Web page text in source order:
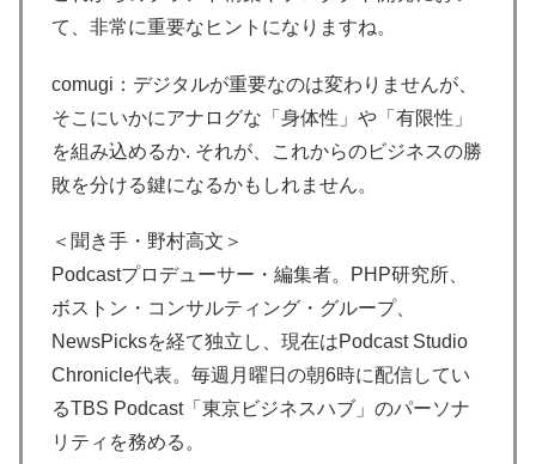
て、非常に重要なヒントになりますね。
comugi：デジタルが重要なのは変わりませんが、
そこにいかにアナログな「身体性」や「有限性」
を組み込めるか. それが、これからのビジネスの勝
敗を分ける鍵になるかもしれません。
＜聞き手・野村高文＞
Podcastプロデューサー・編集者。PHP研究所、
ボストン・コンサルティング・グループ、
NewsPicksを経て独立し、現在はPodcast Studio
Chronicle代表。毎週月曜日の朝6時に配信してい
るTBS Podcast「東京ビジネスハブ」のパーソナ
リティを務める。